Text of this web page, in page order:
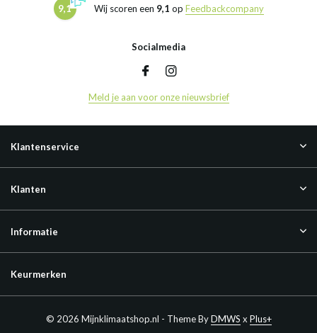
9,1 Wij scoren een 9,1 op Feedbackcompany
Socialmedia
Meld je aan voor onze nieuwsbrief
Klantenservice
Klanten
Informatie
Keurmerken
© 2026 Mijnklimaatshop.nl - Theme ByDMWS x Plus+